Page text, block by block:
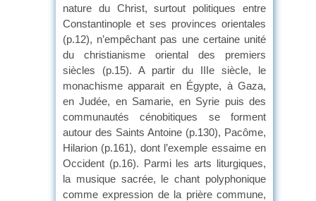
nature du Christ, surtout politiques entre
Constantinople et ses provinces orientales
(p.12), n’empêchant pas une certaine unité
du christianisme oriental des premiers
siècles (p.15). A partir du IIIe siècle, le
monachisme apparait en Égypte, à Gaza,
en Judée, en Samarie, en Syrie puis des
communautés cénobitiques se forment
autour des Saints Antoine (p.130), Pacôme,
Hilarion (p.161), dont l’exemple essaime en
Occident (p.16). Parmi les arts liturgiques,
la musique sacrée, le chant polyphonique
comme expression de la prière commune,